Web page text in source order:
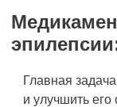
Главная
и улучшить